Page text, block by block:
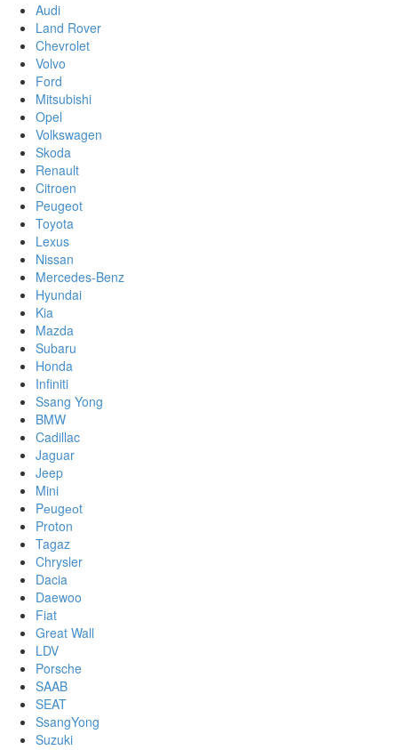
Audi
Land Rover
Chevrolet
Volvo
Ford
Mitsubishi
Opel
Volkswagen
Skoda
Renault
Citroen
Peugeot
Toyota
Lexus
Nissan
Mercedes-Benz
Hyundai
Kia
Mazda
Subaru
Honda
Infiniti
Ssang Yong
BMW
Cadillac
Jaguar
Jeep
Mini
Pеugеоt
Proton
Tagaz
Chrysler
Dacia
Daewoo
Fiat
Great Wall
LDV
Porsche
SAAB
SEAT
SsangYong
Suzuki